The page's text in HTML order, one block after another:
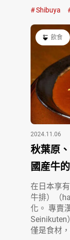
Shibuya
飲食
2024.11.06
秋葉原
國産牛
在日本享
牛排）（
化。 專賣
Seinikuten
僅是食材